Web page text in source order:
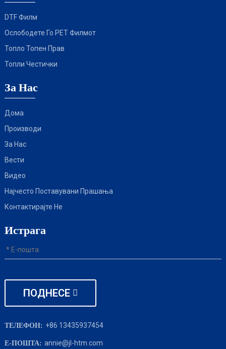
DTF Филм
Ослободете Го PET Филмот
Топло Топен Прав
Топли Честички
За Нас
Дома
Производи
За Нас
Вести
Видео
Најчесто Поставувани Прашања
Контактирајте Не
Истрага
ПОДНЕСЕ
ТЕЛЕФОН: +86 13435937454
Е-ПОШТА: annie@jl-htm.com